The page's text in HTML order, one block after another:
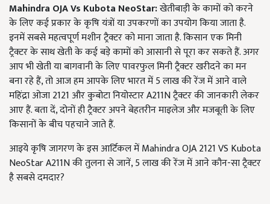
Mahindra OJA Vs Kubota NeoStar:खेतीबाड़ी के कामों को करने
के लिए कई प्रकार के कृषि यंत्रों या उपकरणों का उपयोग किया जाता है.
इनमें सबसे महत्वपूर्ण मशीन ट्रैक्टर को माना जाता है. किसान एक मिनी
ट्रैक्टर के साथ खेती के कई बड़े कामों को आसानी से पूरा कर सकते हैं. अगर
आप भी खेती या बागवानी के लिए पावरफुल मिनी ट्रैक्टर खरीदने का मन
बना रहे हैं, तो आज हम आपके लिए भारत में 5 लाख की रेंज में आने वाले
महिंद्रा ओजा 2121 और कुबोटा नियोस्टार A211N ट्रैक्टर की जानकारी लेकर
आए हैं. बता दें, दोनों ही ट्रैक्टर अपने बेहतरीन माइलेज और मजबूती के लिए
किसानों के बीच पहचाने जाते हैं.
आइये कृषि जागरण के इस आर्टिकल में Mahindra OJA 2121 VS Kubota
NeoStar A211N की तुलना से जानें, 5 लाख की रेंज में आने कौन-सा ट्रैक्टर
है सबसे दमदार?